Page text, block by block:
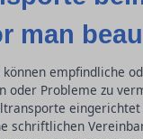
man
können empfindliche
oder Probleme zu
schriftlichen